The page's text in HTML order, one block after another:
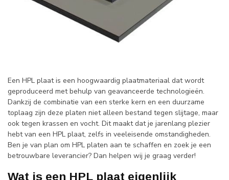
Een HPL plaat is een hoogwaardig plaatmateriaal dat wordt
geproduceerd met behulp van geavanceerde technologieën.
Dankzij de combinatie van een sterke kern en een duurzame
toplaag zijn deze platen niet alleen bestand tegen slijtage, maar
ook tegen krassen en vocht. Dit maakt dat je jarenlang plezier
hebt van een HPL plaat, zelfs in veeleisende omstandigheden.
Ben je van plan om HPL platen aan te schaffen en zoek je een
betrouwbare leverancier? Dan helpen wij je graag verder!
Wat is een HPL plaat eigenlijk